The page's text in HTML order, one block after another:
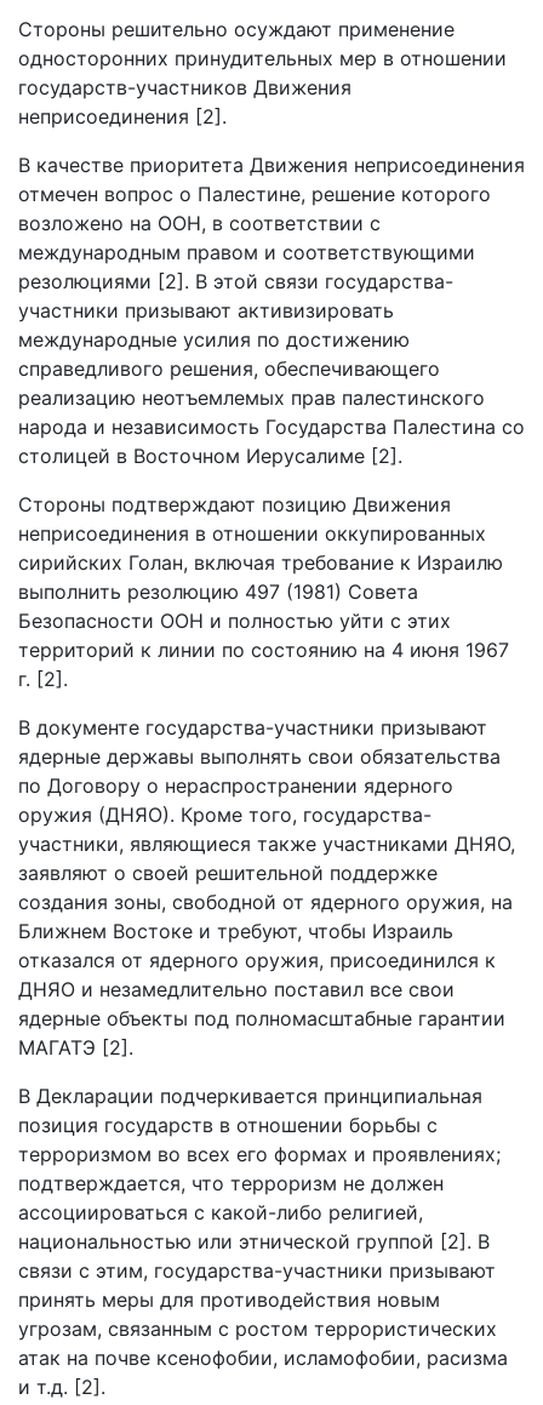
Стороны решительно осуждают применение
односторонних принудительных мер в отношении
государств-участников Движения
неприсоединения [2].
В качестве приоритета Движения неприсоединения
отмечен вопрос о Палестине, решение которого
возложено на ООН, в соответствии с
международным правом и соответствующими
резолюциями [2]. В этой связи государства-
участники призывают активизировать
международные усилия по достижению
справедливого решения, обеспечивающего
реализацию неотъемлемых прав палестинского
народа и независимость Государства Палестина со
столицей в Восточном Иерусалиме [2].
Стороны подтверждают позицию Движения
неприсоединения в отношении оккупированных
сирийских Голан, включая требование к Израилю
выполнить резолюцию 497 (1981) Совета
Безопасности ООН и полностью уйти с этих
территорий к линии по состоянию на 4 июня 1967
г. [2].
В документе государства-участники призывают
ядерные державы выполнять свои обязательства
по Договору о нераспространении ядерного
оружия (ДНЯО). Кроме того, государства-
участники, являющиеся также участниками ДНЯО,
заявляют о своей решительной поддержке
создания зоны, свободной от ядерного оружия, на
Ближнем Востоке и требуют, чтобы Израиль
отказался от ядерного оружия, присоединился к
ДНЯО и незамедлительно поставил все свои
ядерные объекты под полномасштабные гарантии
МАГАТЭ [2].
В Декларации подчеркивается принципиальная
позиция государств в отношении борьбы с
терроризмом во всех его формах и проявлениях;
подтверждается, что терроризм не должен
ассоциироваться с какой-либо религией,
национальностью или этнической группой [2]. В
связи с этим, государства-участники призывают
принять меры для противодействия новым
угрозам, связанным с ростом террористических
атак на почве ксенофобии, исламофобии, расизма
и т.д. [2].